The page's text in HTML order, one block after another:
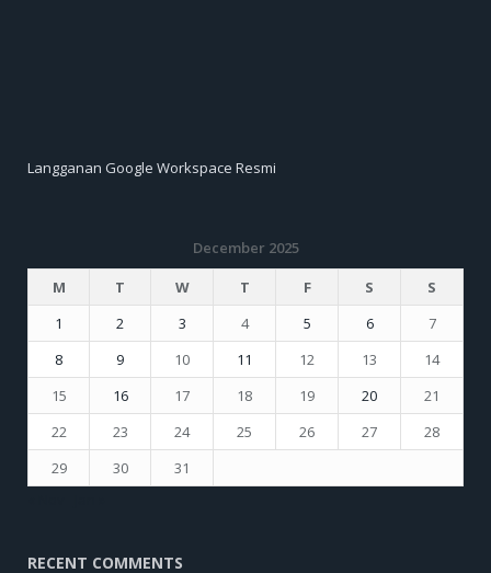
Langganan Google Workspace Resmi
December 2025
M
T W T F S
S
1
2 3 4 5 6
7
8
9 10 11 12 13
14
15
16 17 18 19 20
21
22
23 24 25 26 27
28
29
30
31
RECENT COMMENTS